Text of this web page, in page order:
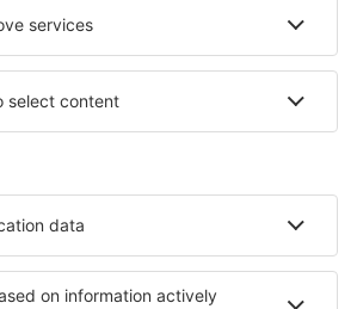
centrale
Pernottamenti in Giza